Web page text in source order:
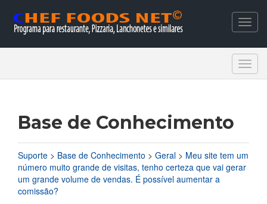
Base de Conhecimento
Suporte > Base de Conhecimento > Geral > Meu site tem um
número muito grande de visitas, tenho certeza que vai gerar
um grande volume de vendas. É possível aumentar a
comissão?